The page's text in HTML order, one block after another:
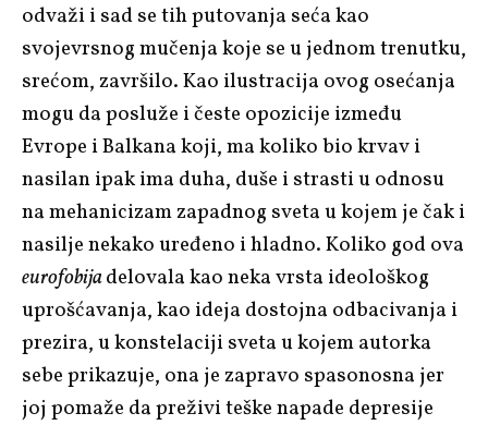
odvaži i sad se tih putovanja seća kao
svojevrsnog mučenja koje se u jednom trenutku,
srećom, završilo. Kao ilustracija ovog osećanja
mogu da posluže i česte opozicije između
Evrope i Balkana koji, ma koliko bio krvav i
nasilan ipak ima duha, duše i strasti u odnosu
na mehanicizam zapadnog sveta u kojem je čak i
nasilje nekako uređeno i hladno. Koliko god ova
eurofobijadelovala kao neka vrsta ideološkog
uprošćavanja, kao ideja dostojna odbacivanja i
prezira, u konstelaciji sveta u kojem autorka
sebe prikazuje, ona je zapravo spasonosna jer
joj pomaže da preživi teške napade depresije